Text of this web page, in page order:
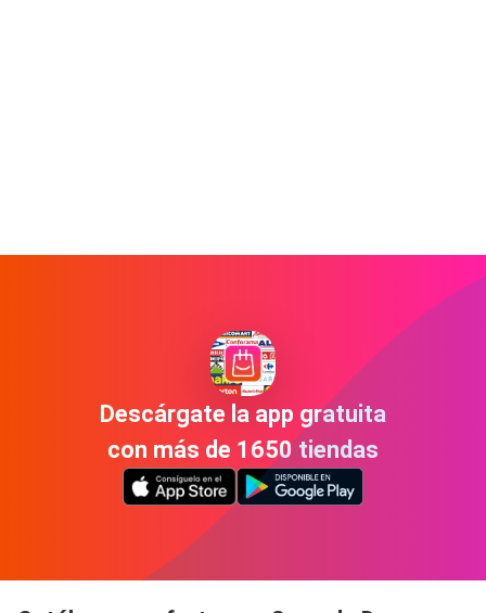
Descárgate la app gratuita
con más de 1650 tiendas